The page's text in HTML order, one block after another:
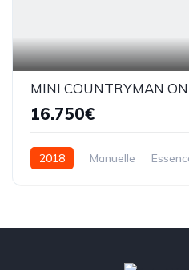
MINI COUNTRYMAN
16.750€
2018 Manuelle